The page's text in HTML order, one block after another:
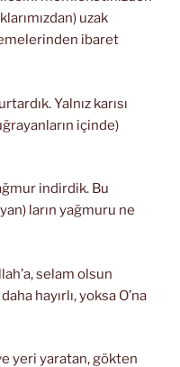
uzak
ibaret
Yalnız karısı
içinde)
indirdik. Bu
ların yağmuru ne
selam olsun
hayırlı, yoksa O’na
yeri yaratan, gökten